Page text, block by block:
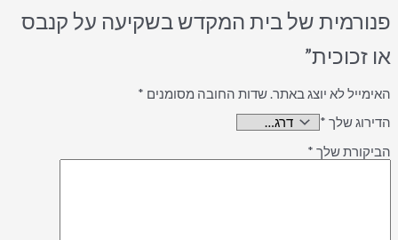
פנורמית של בית המקדש בשקיעה על קנבס
או זכוכית”
האימייל לא יוצג באתר.שדות החובה מסומנים *
הדירוג שלך *
הביקורת שלך *